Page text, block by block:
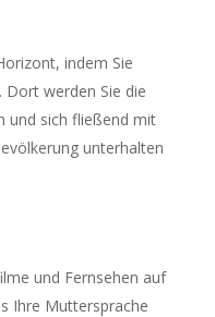
indem Sie
Dort werden Sie die
und sich fließend mit
unterhalten
und Fernsehen auf
Ihre Muttersprache